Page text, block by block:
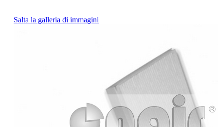
Salta la galleria di immagini